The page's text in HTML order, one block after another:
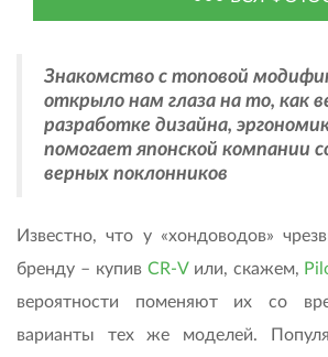
Знакомство с топовой
открыло нам глаза на то, как
разработке дизайна,
помогает японской компании
верных поклонников
Известно, что у «хондоводов»
бренду – купив CR-Vили, скажем,
вероятности поменяют их со
варианты тех же моделей.